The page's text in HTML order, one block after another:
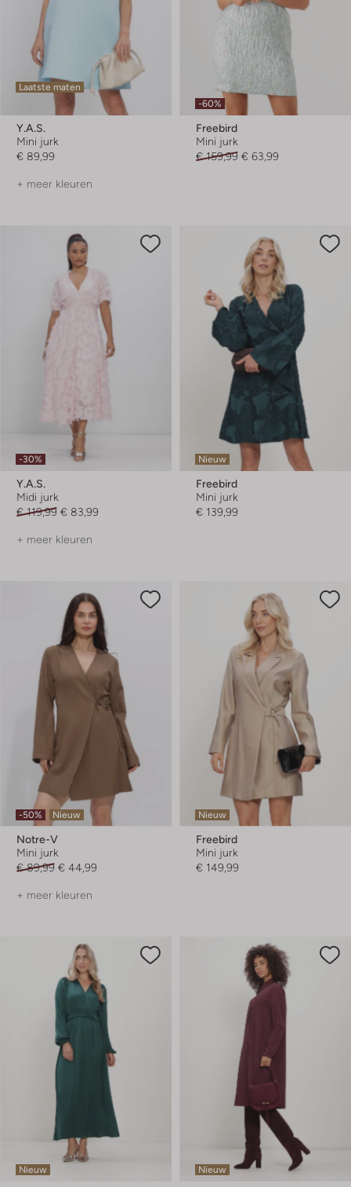
Laatste maten
Y.a.s.
Mini jurk
€ 89,99
+ meer kleuren
-60%
Freebird
Mini jurk
€ 159,99 € 63,99
-30%
Y.a.s.
Midi jurk
€ 119,99 € 83,99
+ meer kleuren
Nieuw
Freebird
Mini jurk
€ 139,99
-50% Nieuw
Notre-V
Mini jurk
€ 89,99 € 44,99
+ meer kleuren
Nieuw
Freebird
Mini jurk
€ 149,99
Nieuw Nieuw